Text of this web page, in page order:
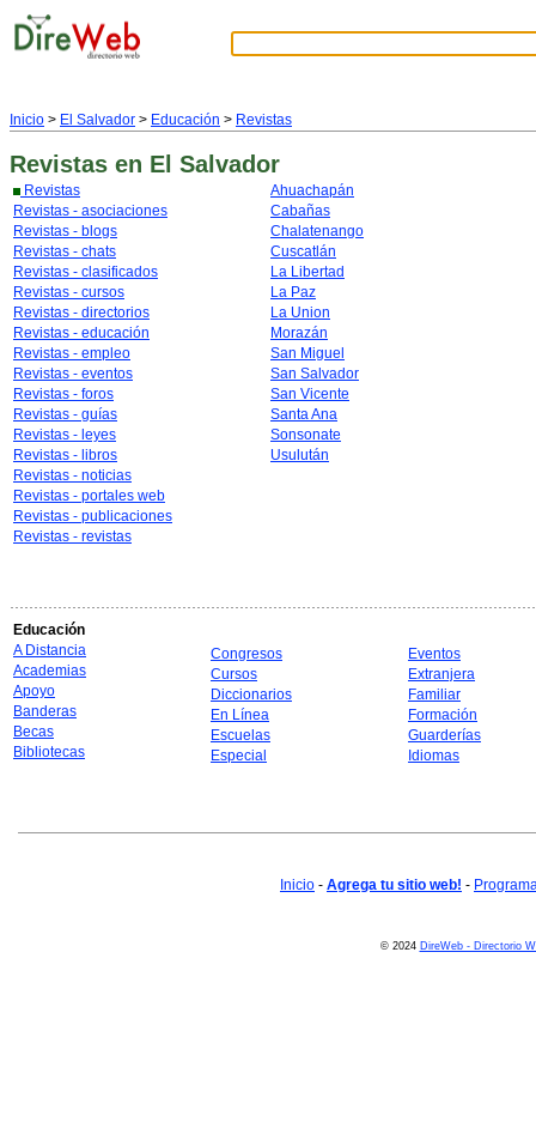
Inicio > El Salvador > Educación > Revistas
Revistas en El Salvador
Revistas
Revistas - asociaciones
Revistas - blogs
Revistas - chats
Revistas - clasificados
Revistas - cursos
Revistas - directorios
Revistas - educación
Revistas - empleo
Revistas - eventos
Revistas - foros
Revistas - guías
Revistas - leyes
Revistas - libros
Revistas - noticias
Revistas - portales web
Revistas - publicaciones
Revistas - revistas
Ahuachapán
Cabañas
Chalatenango
Cuscatlán
La Libertad
La Paz
La Union
Morazán
San Miguel
San Salvador
San Vicente
Santa Ana
Sonsonate
Usulután
Educación
A Distancia
Academias
Apoyo
Banderas
Becas
Bibliotecas
Congresos
Cursos
Diccionarios
En Línea
Escuelas
Especial
Eventos
Extranjera
Familiar
Formación
Guarderías
Idiomas
Inicio - Agrega tu sitio web! -
© 2024 DireWeb - Directorio